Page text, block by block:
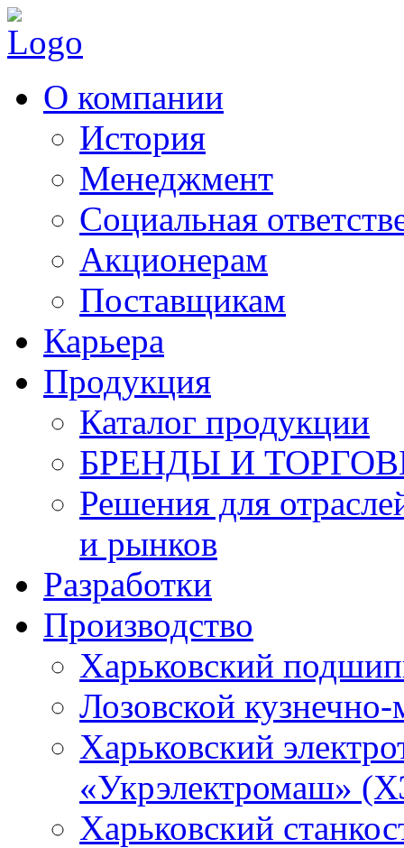
О компании
История
Менеджмент
Социальная
Акционерам
Поставщикам
Карьера
Продукция
Каталог продукции
БРЕНДЫ И
Решения для
и рынков
Разработки
Производство
Харьковский
Лозовской
Харьковский
«Укрэлектромаш»
Харьковский